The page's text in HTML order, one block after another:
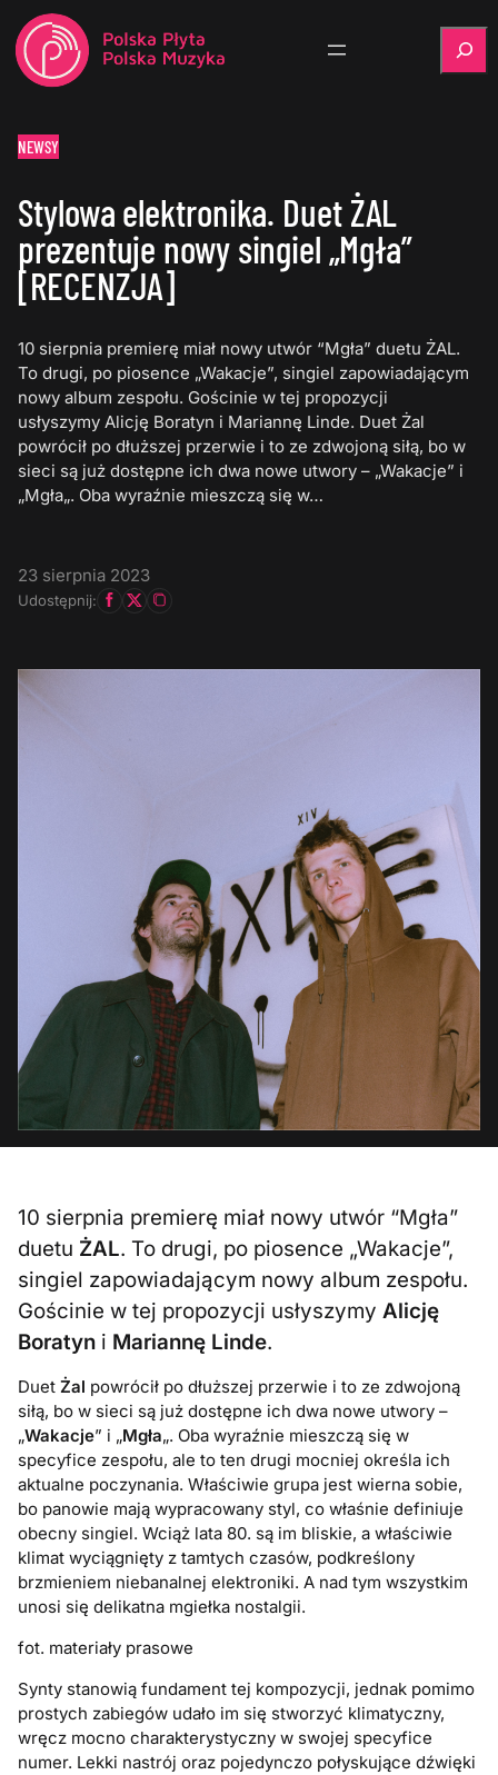
NEWSY
Stylowa elektronika. Duet ŻAL
prezentuje nowy singiel „Mgła”
[RECENZJA]
10 sierpnia premierę miał nowy utwór “Mgła” duetu ŻAL.
To drugi, po piosence „Wakacje”, singiel zapowiadającym
nowy album zespołu. Gościnie w tej propozycji
usłyszymy Alicję Boratyn i Mariannę Linde. Duet Żal
powrócił po dłuższej przerwie i to ze zdwojoną siłą, bo w
sieci są już dostępne ich dwa nowe utwory – „Wakacje” i
„Mgła„. Oba wyraźnie mieszczą się w…
23 sierpnia 2023
Udostępnij:
10 sierpnia premierę miał nowy utwór “Mgła”
duetu ŻAL. To drugi, po piosence „Wakacje”,
singiel zapowiadającym nowy album zespołu.
Gościnie w tej propozycji usłyszymyAlicję
Boratyn i Mariannę Linde.
DuetŻal powrócił po dłuższej przerwie i to ze zdwojoną
siłą, bo w sieci są już dostępne ich dwa nowe utwory –
„Wakacje” i „Mgła„. Oba wyraźnie mieszczą się w
specyfice zespołu, ale to ten drugi mocniej określa ich
aktualne poczynania. Właściwie grupa jest wierna sobie,
bo panowie mają wypracowany styl, co właśnie definiuje
obecny singiel. Wciąż lata 80. są im bliskie, a właściwie
klimat wyciągnięty z tamtych czasów, podkreślony
brzmieniem niebanalnej elektroniki. A nad tym wszystkim
unosi się delikatna mgiełka nostalgii.
fot. materiały prasowe
Synty stanowią fundament tej kompozycji, jednak pomimo
prostych zabiegów udało im się stworzyć klimatyczny,
wręcz mocno charakterystyczny w swojej specyfice
numer. Lekki nastrój oraz pojedynczo połyskujące dźwięki